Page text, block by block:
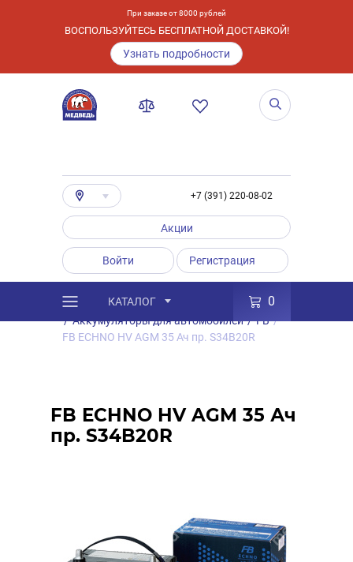
При заказе от 8000 рублей
ВОСПОЛЬЗУЙТЕСЬ БЕСПЛАТНОЙ ДОСТАВКОЙ!
Узнать подробности
+7 (391) 220-08-02
Акции
Войти Регистрация
КАТАЛОГ 0
Каталог / Товары
Аккумуляторы
/ Аккумуляторы для автомобилей / FB /
FB ECHNO HV AGM 35 Ач пр. S34B20R
FB ECHNO HV AGM 35 Ач
пр. S34B20R